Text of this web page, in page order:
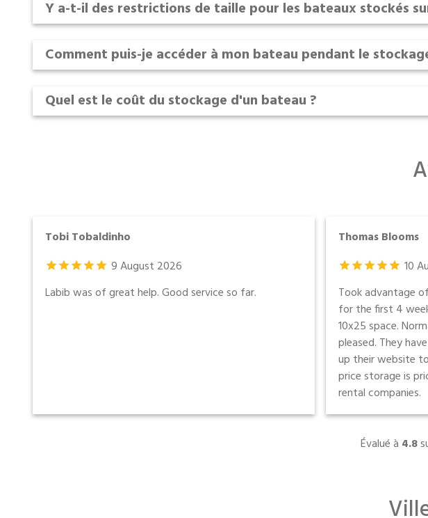
Y a-t-il des restrictions de taille pour les bateaux stockés
Comment puis-je accéder à mon bateau pendant le
Quel est le coût du stockage d'un bateau ?
Tobi Tobaldinho
9August 2026
Labib was of great help. Good service so far.
Thomas Blooms
10
Took advantage
for the first 4
10x25 space.
pleased. They
up their website
price storage is
rental companies.
Évalué à 4.8